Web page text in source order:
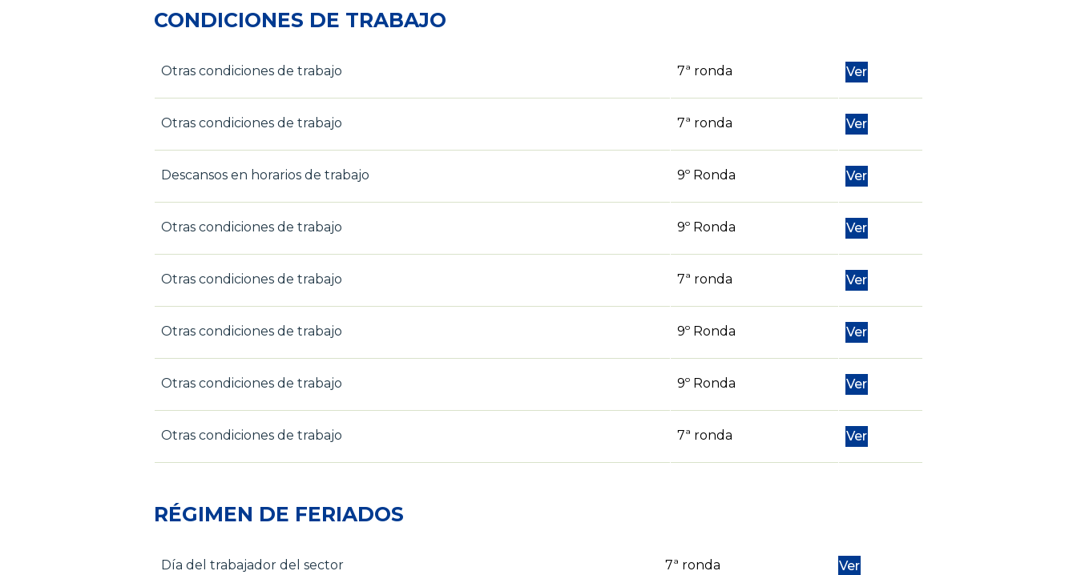
CONDICIONES DE TRABAJO
Otras condiciones de trabajo 7ª ronda Ver
Otras condiciones de trabajo 7ª ronda Ver
Descansos en horarios de trabajo 9º Ronda Ver
Otras condiciones de trabajo 9º Ronda Ver
Otras condiciones de trabajo 7ª ronda Ver
Otras condiciones de trabajo 9º Ronda Ver
Otras condiciones de trabajo 9º Ronda Ver
Otras condiciones de trabajo 7ª ronda Ver
RÉGIMEN DE FERIADOS
Día del trabajador del sector 7ª ronda Ver